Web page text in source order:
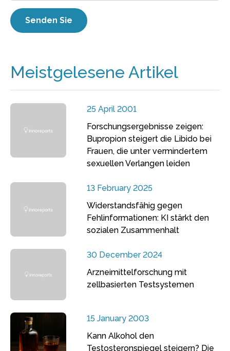
Meistgelesene Artikel
25 April 2001
Forschungsergebnisse zeigen:
Bupropion steigert die Libido bei
Frauen, die unter vermindertem
sexuellen Verlangen leiden
13 February 2025
Widerstandsfähig gegen
Fehlinformationen: KI stärkt den
sozialen Zusammenhalt
30 December 2024
Arzneimittelforschung mit
zellbasierten Testsystemen
15 January 2003
Kann Alkohol den
Testosteronspiegel steigern? Die